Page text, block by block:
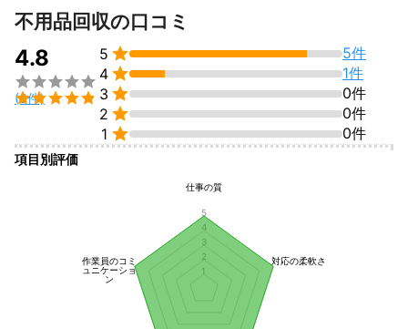
アピールポイント
個人のお客様からお引越しや家具の移動の
ご依頼をたくさんいただき、
その中での経験や培ったスキルを不用品回収に活かします！
◤しっかりと丁寧に！◢をモットーに、
お客様に依頼して良かったと感じていただけるサービスをご提供
いたします。
不用品回収の口コミ
4.8


(6件)
5 
5件
4 
1件
3 
0件
2 
0件
1  0件
項目別評価
仕事の質
対応の柔軟さ
作業員のコミ
ュニケーショ
ン
1
2
3
4
5